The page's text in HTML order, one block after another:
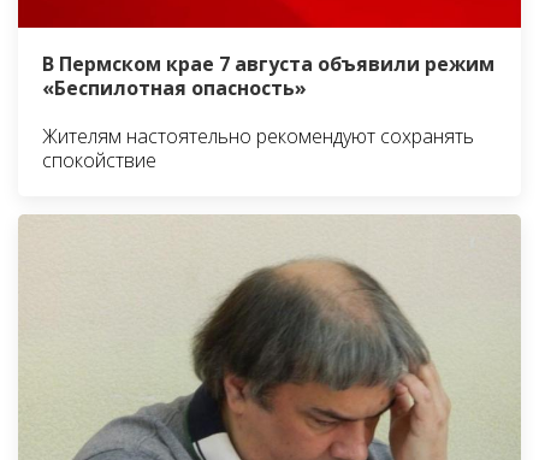
В Пермском крае 7 августа объявили режим
«Беспилотная опасность»
Жителям настоятельно рекомендуют сохранять
спокойствие